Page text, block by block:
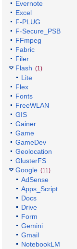
Evernote
Excel
F-PLUG
F-Secure_PSB
FFmpeg
Fabric
Filer
Flash (1)
Lite
Flex
Fonts
FreeWLAN
GIS
Gainer
Game
GameDev
Geolocation
GlusterFS
Google (11)
AdSense
Apps_Script
Docs
Drive
Form
Gemini
Gmail
NotebookLM